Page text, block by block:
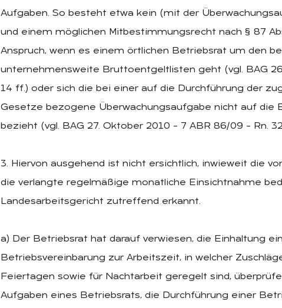
Aufgaben. So besteht etwa kein (mit der
und einem möglichen Mitbestimmungsrecht nach § 87
Anspruch, wenn es einem örtlichen Betriebsrat um den
unternehmensweite Bruttoentgeltlisten geht (vgl. BAG
14 ff.) oder sich die bei einer auf die Durchführung der
Gesetze bezogene Überwachungsaufgabe nicht auf die
bezieht (vgl. BAG 27. Oktober 2010 – 7 ABR 86/09 – Rn.
3. Hiervon ausgehend ist nicht ersichtlich, inwieweit die
die verlangte regelmäßige monatliche Einsichtnahme
Landesarbeitsgericht zutreffend erkannt.
a) Der Betriebsrat hat darauf verwiesen, die Einhaltung
Betriebsvereinbarung zur Arbeitszeit, in welcher
Feiertagen sowie für Nachtarbeit geregelt sind,
Aufgaben eines Betriebsrats, die Durchführung einer